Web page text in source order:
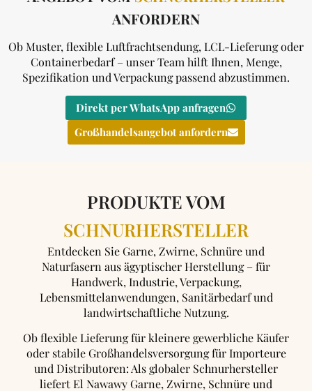
ANFORDERN
Ob Muster, flexible Luftfrachtsendung, LCL-Lieferung oder
Containerbedarf – unser Team hilft Ihnen, Menge,
Spezifikation und Verpackung passend abzustimmen.
Direkt per WhatsApp anfragen
Großhandelsangebot anfordern
PRODUKTE VOM
SCHNURHERSTELLER
Entdecken Sie Garne, Zwirne, Schnüre und
Naturfasern aus ägyptischer Herstellung – für
Handwerk, Industrie, Verpackung,
Lebensmittelanwendungen, Sanitärbedarf und
landwirtschaftliche Nutzung.
Ob flexible Lieferung für kleinere gewerbliche Käufer
oder stabile Großhandelsversorgung für Importeure
und Distributoren: Als globaler Schnurhersteller
liefert El Nawawy Garne, Zwirne, Schnüre und